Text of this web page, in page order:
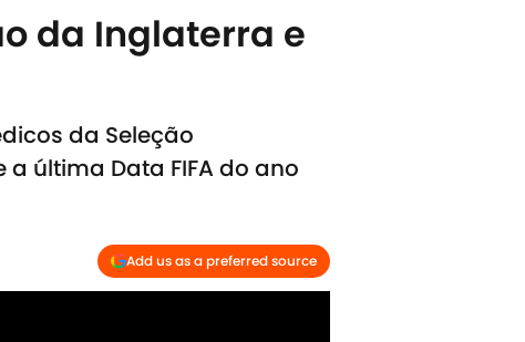
da Inglaterra e
da Seleção
última Data FIFA do ano
Add us as a preferred source